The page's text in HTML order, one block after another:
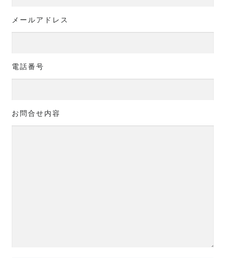
メールアドレス
電話番号
お問合せ内容